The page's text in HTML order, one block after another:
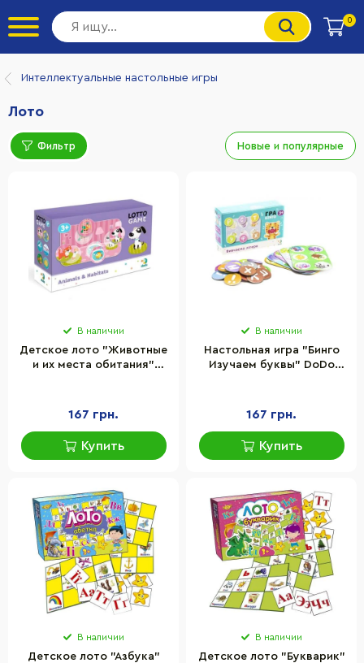
0
Интеллектуальные настольные игры
Лото
Фильтр Новые и популярные
В наличии
Детское лото "Животные
и их места обитания"
167 грн.
Купить
В наличии
Настольная игра "Бинго
Изучаем буквы" DoDo
167 грн.
Купить
В наличии
Детское лото "Азбука"
В наличии
Детское лото "Букварик"